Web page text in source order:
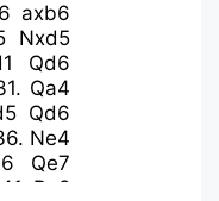
axb6
Nxd5
Qd6
Qa4
Qd6
Ne4
Qe7
41. Ra8